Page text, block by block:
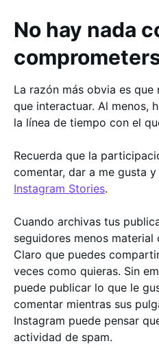
No hay nada
La razón más obvia es
que interactuar. Al menos,
la línea de tiempo con el
Recuerda que la
comentar, dar a me gusta
Instagram Stories.
Cuando archivas tus
seguidores menos material
Claro que puedes
veces como quieras. Sin
puede publicar lo que le
comentar mientras sus
Instagram puede pensar
actividad de spam.